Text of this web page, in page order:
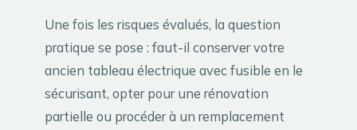
Une fois les risques évalués, la question
pratique se pose : faut-il conserver votre
ancien tableau électrique avec fusible en le
sécurisant, opter pour une rénovation
partielle ou procéder à un remplacement